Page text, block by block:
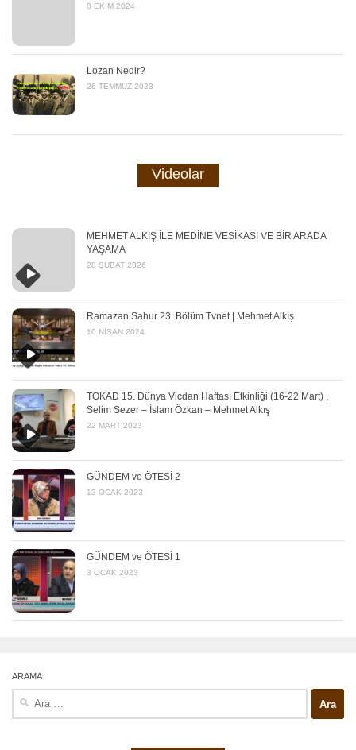
8 EKIM 2024
Lozan Nedir?
26 TEMMUZ 2023
Videolar
MEHMET ALKIŞ İLE MEDİNE VESİKASI VE BİR ARADA
YAŞAMA
28 ŞUBAT 2026
Ramazan Sahur 23. Bölüm Tvnet | Mehmet Alkış
10 NISAN 2024
TOKAD 15. Dünya Vicdan Haftası Etkinliği (16-22 Mart) ,
Selim Sezer – İslam Özkan – Mehmet Alkış
22 MART 2023
GÜNDEM ve ÖTESİ 2
13 OCAK 2023
GÜNDEM ve ÖTESİ 1
3 OCAK 2023
ARAMA